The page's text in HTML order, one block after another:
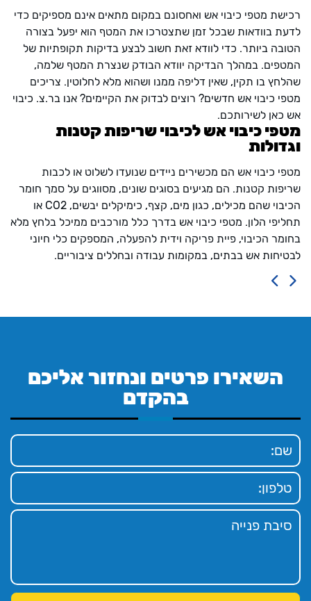
רכישת מטפי כיבוי אש ואחסונם במקום מתאים אינם מספיקים כדי
לדעת בוודאות שבכל זמן שתצטרכו את המטף הוא יפעל בצורה
הטובה ביותר. כדי לוודא זאת חשוב לבצע בדיקות תקופתיות של
המטפים. במהלך הבדיקה יוודא הבודק שנצרת המטף שלמה,
שהלחץ בו תקין, שאין דליפה ממנו ושהוא מלא לחלוטין. צריכים
מטפי כיבוי אש חדשים? רוצים לבדוק את הקיימים? אנו בר.צ. כיבוי
אש כאן לשירותכם.
מטפי כיבוי אש לכיבוי שריפות קטנות
וגדולות
מטפי כיבוי אש הם מכשירים ניידים שנועדו לשלוט או לכבות
שריפות קטנות. הם מגיעים בסוגים שונים, מסווגים על סמך חומר
הכיבוי שהם מכילים, כגון מים, קצף, כימיקלים יבשים, CO2 או
תחליפי הלון. מטפי כיבוי אש בדרך כלל מורכבים ממיכל בלחץ מלא
בחומר הכיבוי, פיית פריקה וידית להפעלה, המספקים כלי חיוני
לבטיחות אש בבתים, במקומות עבודה ובחללים ציבוריים.
השאירו פרטים ונחזור אליכם
בהקדם